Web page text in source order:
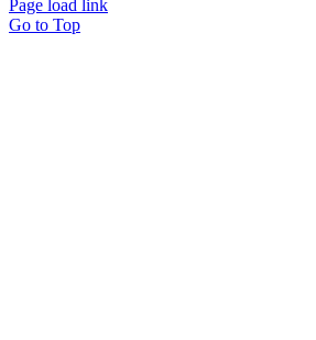
Page load link
Go to Top